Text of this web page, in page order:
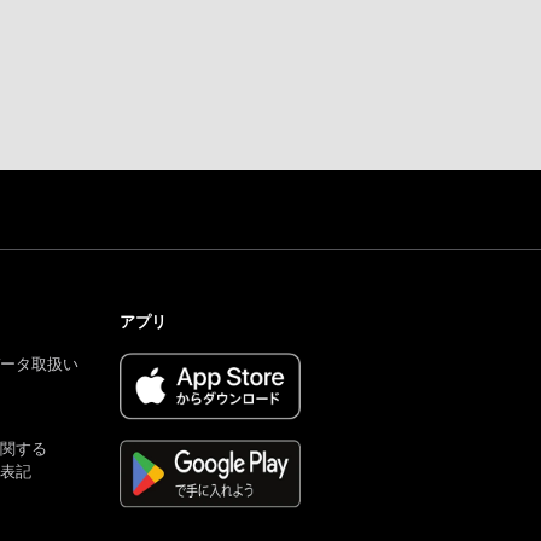
タ取扱い
する
記
アプリ